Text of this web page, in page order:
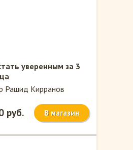
уверенным за 3
Рашид Кирранов
руб. В магазин